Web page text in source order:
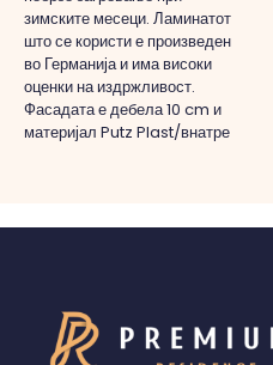
зимските месеци. Ламинатот
што се користи е произведен
во Германија и има високи
оценки на издржливост.
Фасадата е дебела 10 cm и
материјал Putz Plast/внатре